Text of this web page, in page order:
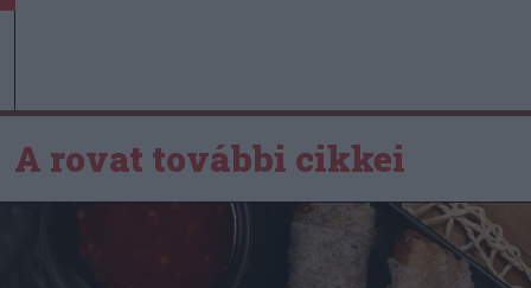
A rovat további cikkei